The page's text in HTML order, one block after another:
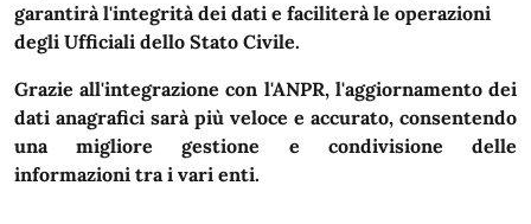
garantirà l'integrità dei dati e faciliterà le operazioni
degli Ufficiali dello Stato Civile.
Grazie all'integrazione con l'ANPR, l'aggiornamento dei
dati anagrafici sarà più veloce e accurato, consentendo
una migliore gestione e condivisione delle
informazioni tra i vari enti.